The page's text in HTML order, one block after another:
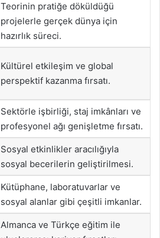
Teorinin pratiğe döküldüğü
projelerle gerçek dünya için
hazırlık süreci.
Kültürel etkileşim ve global
perspektif kazanma fırsatı.
Sektörle işbirliği, staj imkânları ve
profesyonel ağı genişletme fırsatı.
Sosyal etkinlikler aracılığıyla
sosyal becerilerin geliştirilmesi.
Kütüphane, laboratuvarlar ve
sosyal alanlar gibi çeşitli imkanlar.
Almanca ve Türkçe eğitim ile